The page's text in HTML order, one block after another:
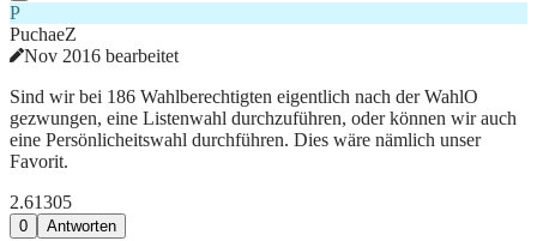
P
PuchaeZ
Nov 2016 bearbeitet
Sind wir bei 186 Wahlberechtigten eigentlich nach der WahlO
gezwungen, eine Listenwahl durchzuführen, oder können wir auch
eine Persönlicheitswahl durchführen. Dies wäre nämlich unser
Favorit.
2.61305
0 Antworten